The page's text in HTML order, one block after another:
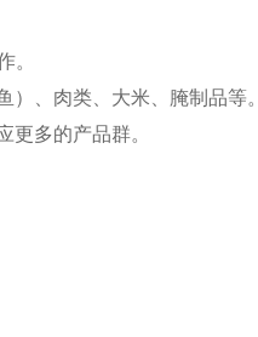
。
、肉类、大米、腌制品等。
更多的产品群。